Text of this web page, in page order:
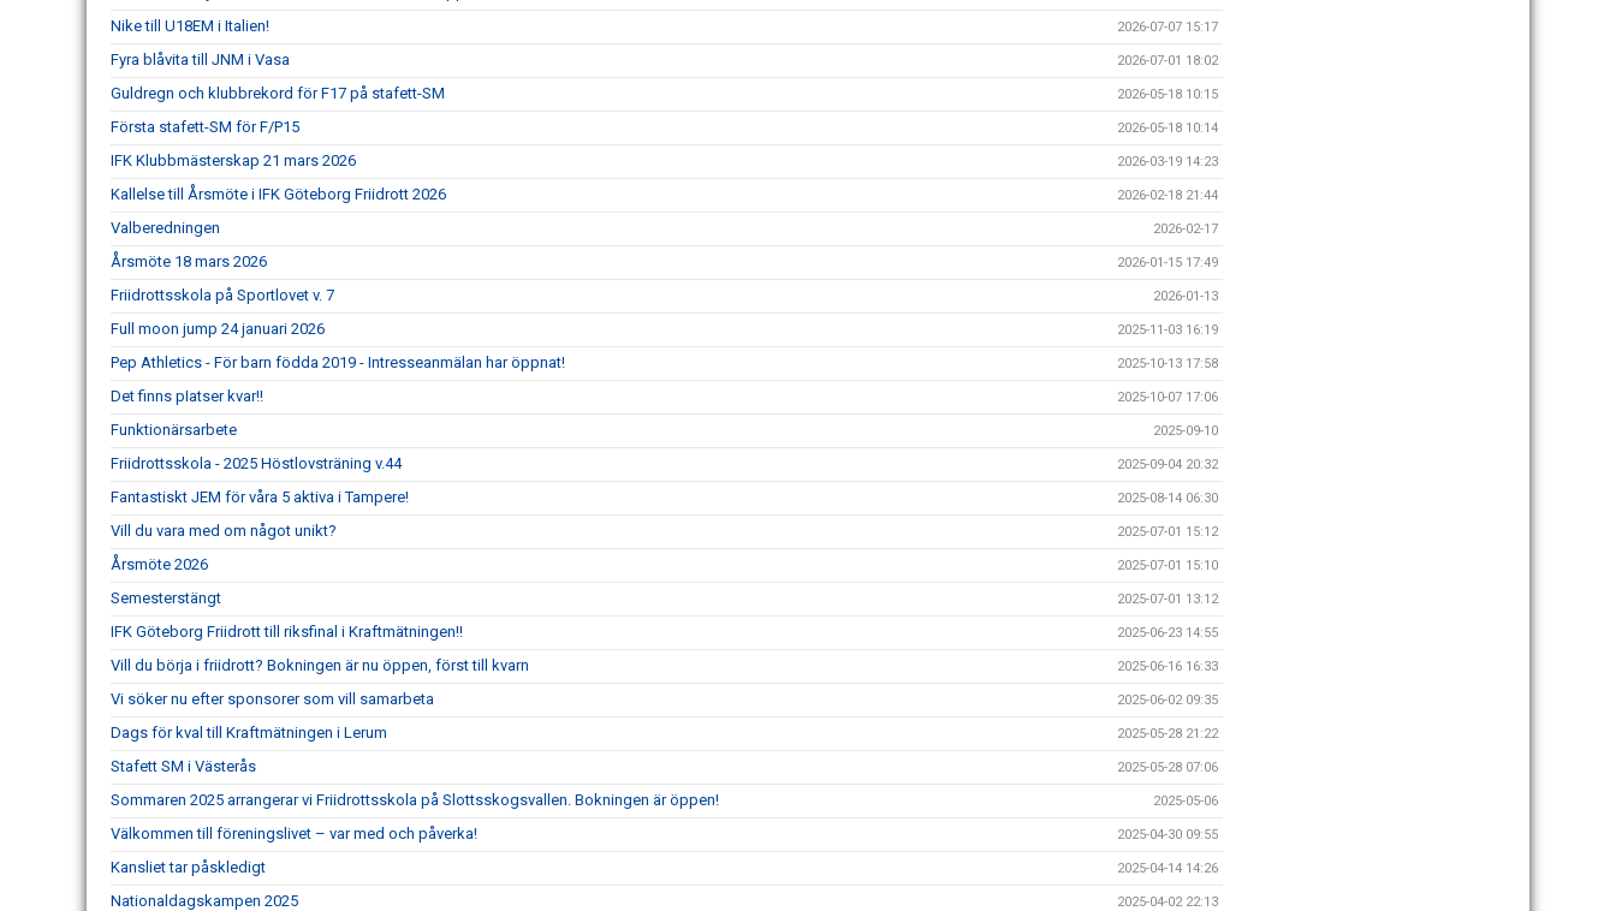
Nike till U18EM i Italien! 2026-07-07 15:17
Fyra blåvita till JNM i Vasa 2026-07-01 18:02
Guldregn och klubbrekord för F17 på stafett-SM 2026-05-18 10:15
Första stafett-SM för F/P15 2026-05-18 10:14
IFK Klubbmästerskap 21 mars 2026 2026-03-19 14:23
Kallelse till Årsmöte i IFK Göteborg Friidrott 2026 2026-02-18 21:44
Valberedningen 2026-02-17
Årsmöte 18 mars 2026 2026-01-15 17:49
Friidrottsskola på Sportlovet v. 7 2026-01-13
Full moon jump 24 januari 2026 2025-11-03 16:19
Pep Athletics - För barn födda 2019 - Intresseanmälan har öppnat! 2025-10-13 17:58
Det finns pIatser kvar!! 2025-10-07 17:06
Funktionärsarbete 2025-09-10
Friidrottsskola - 2025 Höstlovsträning v.44 2025-09-04 20:32
Fantastiskt JEM för våra 5 aktiva i Tampere! 2025-08-14 06:30
Vill du vara med om något unikt? 2025-07-01 15:12
Årsmöte 2026 2025-07-01 15:10
Semesterstängt 2025-07-01 13:12
IFK Göteborg Friidrott till riksfinal i Kraftmätningen!! 2025-06-23 14:55
Vill du börja i friidrott? Bokningen är nu öppen, först till kvarn 2025-06-16 16:33
Vi söker nu efter sponsorer som vill samarbeta 2025-06-02 09:35
Dags för kval till Kraftmätningen i Lerum 2025-05-28 21:22
Stafett SM i Västerås 2025-05-28 07:06
Sommaren 2025 arrangerar vi Friidrottsskola på Slottsskogsvallen. Bokningen är öppen! 2025-05-06
Välkommen till föreningslivet – var med och påverka! 2025-04-30 09:55
Kansliet tar påskledigt 2025-04-14 14:26
Nationaldagskampen 2025 2025-04-02 22:13